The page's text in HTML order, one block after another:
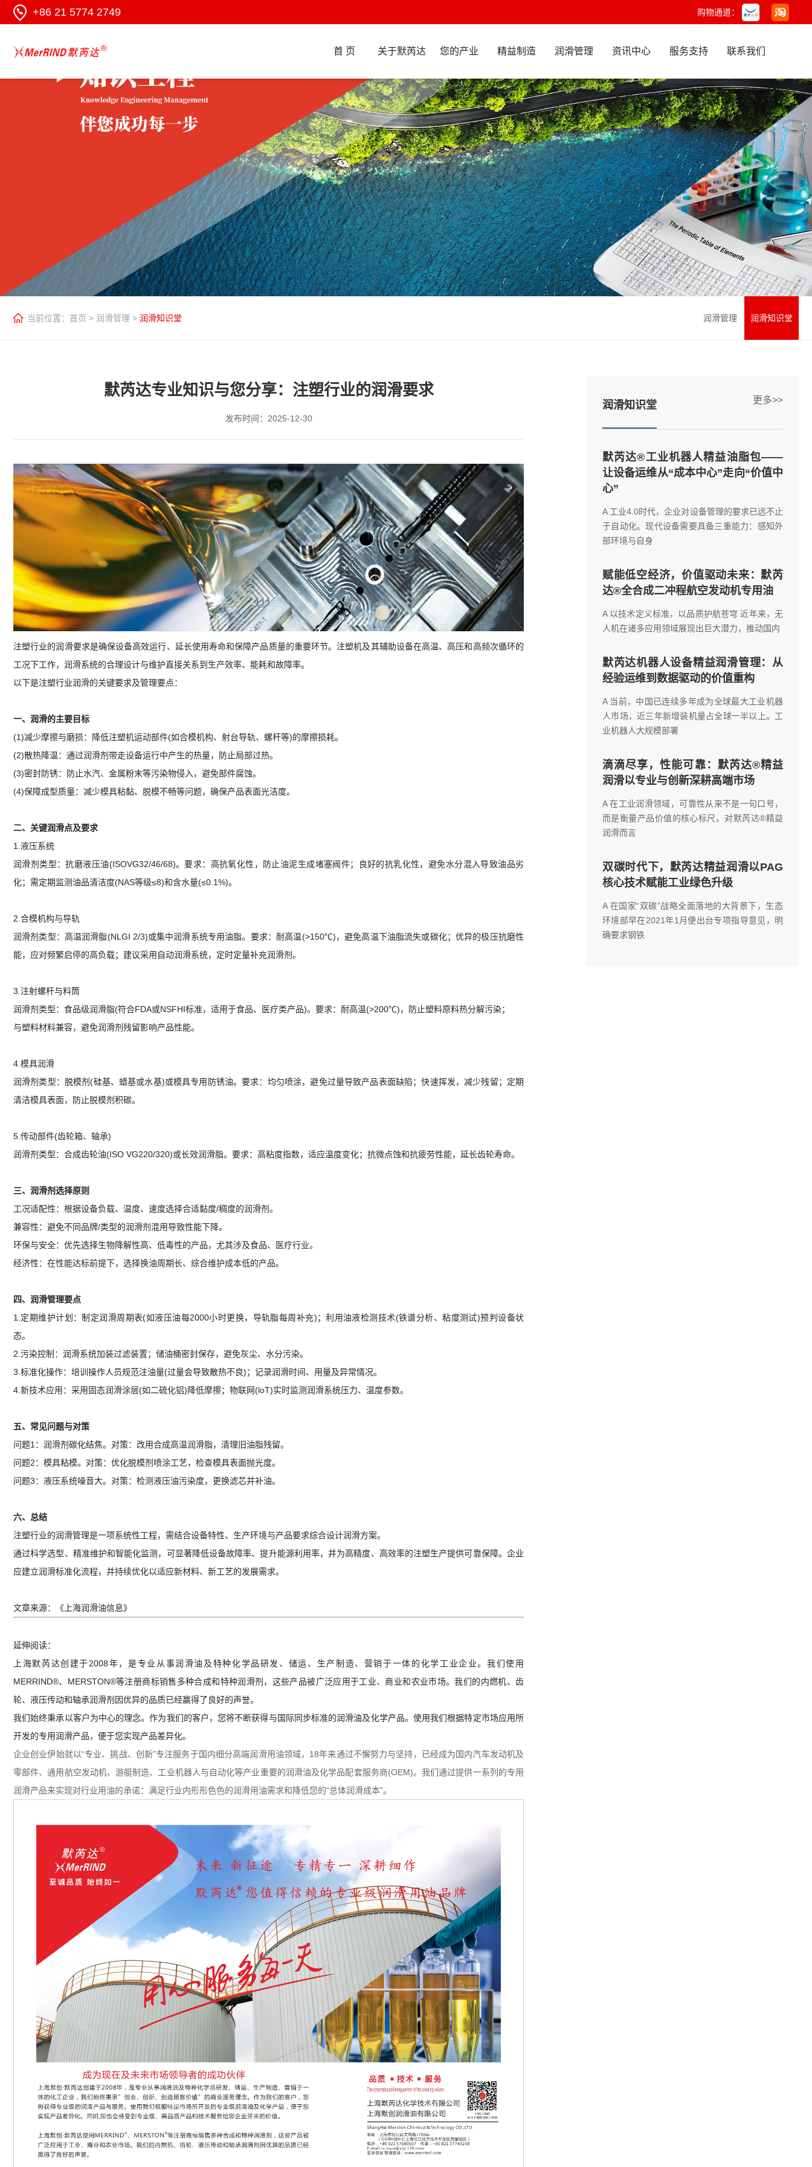
+86 21 5774 2749 购物通道：
首 页 关于默芮达 您的产业 精益制造 润滑管理 资讯中心 服务支持 联系我们
当前位置： 首页 > 润滑管理 > 润滑知识堂 润滑管理 润滑知识堂
默芮达专业知识与您分享：注塑行业的润滑要求
发布时间：2025-12-30
注塑行业的润滑要求是确保设备高效运行、延长使用寿命和保障产品质量的重要环节。注塑机及其辅助设备在高温、高压和高频次循环的
工况下工作，润滑系统的合理设计与维护直接关系到生产效率、能耗和故障率。
以下是注塑行业润滑的关键要求及管理要点：
一、润滑的主要目标
(1)减少摩擦与磨损：降低注塑机运动部件(如合模机构、射台导轨、螺杆等)的摩擦损耗。
(2)散热降温：通过润滑剂带走设备运行中产生的热量，防止局部过热。
(3)密封防锈：防止水汽、金属粉末等污染物侵入，避免部件腐蚀。
(4)保障成型质量：减少模具粘黏、脱模不畅等问题，确保产品表面光洁度。
二、关键润滑点及要求
1.液压系统
润滑剂类型：抗磨液压油(ISOVG32/46/68)。要求：高抗氧化性，防止油泥生成堵塞阀件；良好的抗乳化性，避免水分混入导致油品劣
化；需定期监测油品清洁度(NAS等级≤8)和含水量(≤0.1%)。
2.合模机构与导轨
润滑剂类型：高温润滑脂(NLGI 2/3)或集中润滑系统专用油脂。要求：耐高温(>150℃)，避免高温下油脂流失或碳化；优异的极压抗磨性
能，应对频繁启停的高负载；建议采用自动润滑系统，定时定量补充润滑剂。
3.注射螺杆与料筒
润滑剂类型：食品级润滑脂(符合FDA或NSFHI标准，适用于食品、医疗类产品)。要求：耐高温(>200℃)，防止塑料原料热分解污染；
与塑料材料兼容，避免润滑剂残留影响产品性能。
4.模具润滑
润滑剂类型：脱模剂(硅基、蜡基或水基)或模具专用防锈油。要求：均匀喷涂，避免过量导致产品表面缺陷；快速挥发，减少残留；定期
清洁模具表面，防止脱模剂积碳。
5.传动部件(齿轮箱、轴承)
润滑剂类型：合成齿轮油(ISO VG220/320)或长效润滑脂。要求：高粘度指数，适应温度变化；抗微点蚀和抗疲劳性能，延长齿轮寿命。
三、润滑剂选择原则
工况适配性：根据设备负载、温度、速度选择合适黏度/稠度的润滑剂。
兼容性：避免不同品牌/类型的润滑剂混用导致性能下降。
环保与安全：优先选择生物降解性高、低毒性的产品，尤其涉及食品、医疗行业。
经济性：在性能达标前提下，选择换油周期长、综合维护成本低的产品。
四、润滑管理要点
1.定期维护计划：制定润滑周期表(如液压油每2000小时更换，导轨脂每周补充)；利用油液检测技术(铁谱分析、粘度测试)预判设备状
态。
2.污染控制：润滑系统加装过滤装置；储油桶密封保存，避免灰尘、水分污染。
3.标准化操作：培训操作人员规范注油量(过量会导致散热不良)；记录润滑时间、用量及异常情况。
4.新技术应用：采用固态润滑涂层(如二硫化铝)降低摩擦；物联网(loT)实时监测润滑系统压力、温度参数。
五、常见问题与对策
问题1：润滑剂碳化结焦。对策：改用合成高温润滑脂，清理旧油脂残留。
问题2：模具粘模。对策：优化脱模剂喷涂工艺，检查模具表面抛光度。
问题3：液压系统噪音大。对策：检测液压油污染度，更换滤芯并补油。
六、总结
注塑行业的润滑管理是一项系统性工程，需结合设备特性、生产环境与产品要求综合设计润滑方案。
通过科学选型、精准维护和智能化监测，可显著降低设备故障率、提升能源利用率，并为高精度、高效率的注塑生产提供可靠保障。企业
应建立润滑标准化流程，并持续优化以适应新材料、新工艺的发展需求。
文章来源：《上海润滑油信息》
延伸阅读：
上海默芮达创建于2008年，是专业从事润滑油及特种化学品研发、储运、生产制造、营销于一体的化学工业企业。我们使用
MERRIND®、MERSTON®等注册商标销售多种合成和特种润滑剂，这些产品被广泛应用于工业、商业和农业市场。我们的内燃机、齿
轮、液压传动和轴承润滑剂因优异的品质已经赢得了良好的声誉。
我们始终秉承以客户为中心的理念。作为我们的客户，您将不断获得与国际同步标准的润滑油及化学产品。使用我们根据特定市场应用所
开发的专用润滑产品，便于您实现产品差异化。
企业创业伊始就以“专业、挑战、创新”专注服务于国内细分高端润滑用油领域，18年来通过不懈努力与坚持，已经成为国内汽车发动机及
零部件、通用航空发动机、游艇制造、工业机器人与自动化等产业重要的润滑油及化学品配套服务商(OEM)。我们通过提供一系列的专用
润滑产品来实现对行业用油的承诺：满足行业内形形色色的润滑用油需求和降低您的“总体润滑成本”。
润滑知识堂 更多>>
默芮达®工业机器人精益油脂包——
让设备运维从“成本中心”走向“价值中
心”
A 工业4.0时代，企业对设备管理的要求已远不止
于自动化。现代设备需要具备三重能力：感知外
部环境与自身
赋能低空经济，价值驱动未来：默芮
达®全合成二冲程航空发动机专用油
A 以技术定义标准，以品质护航苍穹 近年来，无
人机在诸多应用领域展现出巨大潜力，推动国内
默芮达机器人设备精益润滑管理：从
经验运维到数据驱动的价值重构
A 当前，中国已连续多年成为全球最大工业机器
人市场，近三年新增装机量占全球一半以上。工
业机器人大规模部署
滴滴尽享，性能可靠：默芮达®精益
润滑以专业与创新深耕高端市场
A 在工业润滑领域，可靠性从来不是一句口号，
而是衡量产品价值的核心标尺。对默芮达®精益
润滑而言
双碳时代下，默芮达精益润滑以PAG
核心技术赋能工业绿色升级
A 在国家“双碳”战略全面落地的大背景下，生态
环境部早在2021年1月便出台专项指导意见，明
确要求钢铁